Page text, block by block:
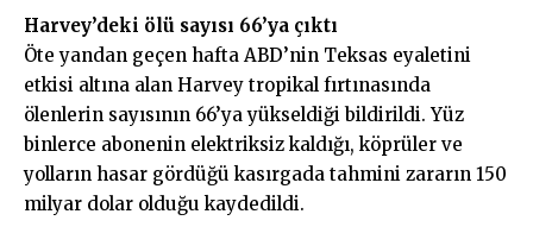
Harvey’deki ölü sayısı 66’ya çıktı
Öte yandan geçen hafta ABD’nin Teksas eyaletini
etkisi altına alan Harvey tropikal fırtınasında
ölenlerin sayısının 66’ya yükseldiği bildirildi. Yüz
binlerce abonenin elektriksiz kaldığı, köprüler ve
yolların hasar gördüğü kasırgada tahmini zararın 150
milyar dolar olduğu kaydedildi.